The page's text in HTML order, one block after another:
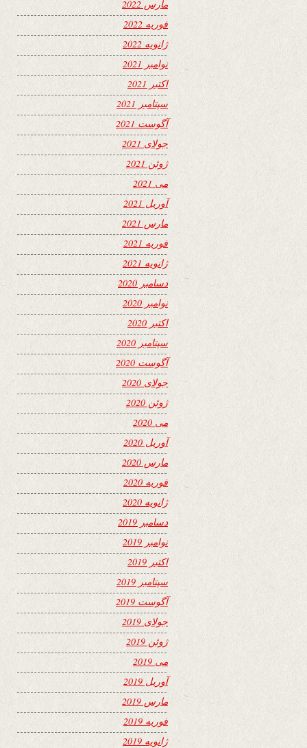
مارس 2022
فوریه 2022
ژانویه 2022
نوامبر 2021
اکتبر 2021
سپتامبر 2021
آگوست 2021
جولای 2021
ژوئن 2021
می 2021
آوریل 2021
مارس 2021
فوریه 2021
ژانویه 2021
دسامبر 2020
نوامبر 2020
اکتبر 2020
سپتامبر 2020
آگوست 2020
جولای 2020
ژوئن 2020
می 2020
آوریل 2020
مارس 2020
فوریه 2020
ژانویه 2020
دسامبر 2019
نوامبر 2019
اکتبر 2019
سپتامبر 2019
آگوست 2019
جولای 2019
ژوئن 2019
می 2019
آوریل 2019
مارس 2019
فوریه 2019
ژانویه 2019